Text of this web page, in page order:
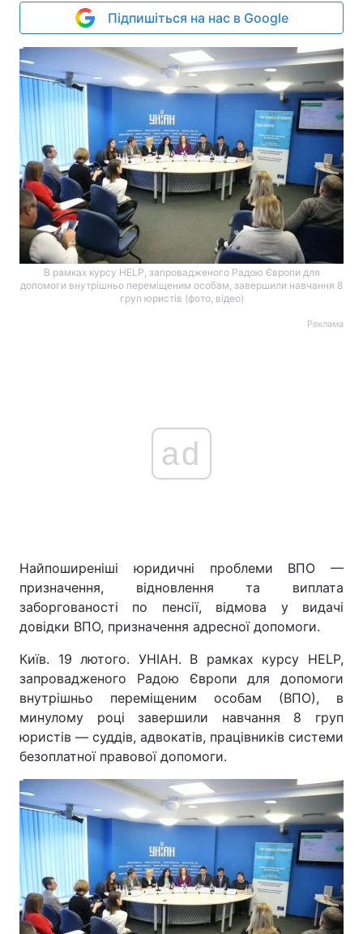
Підпишіться на нас в Google
В рамках курсу HELP, запровадженого Радою Європи для
допомоги внутрішньо переміщеним особам, завершили навчання 8
груп юристів (фото, відео)
Реклама
ad
Найпоширеніші юридичні проблеми ВПО —
призначення, відновлення та виплата
заборгованості по пенсії, відмова у видачі
довідки ВПО, призначення адресної допомоги.
Київ. 19 лютого. УНІАН. В рамках курсу HELP,
запровадженого Радою Європи для допомоги
внутрішньо переміщеним особам (ВПО), в
минулому році завершили навчання 8 груп
юристів — суддів, адвокатів, працівників системи
безоплатної правової допомоги.